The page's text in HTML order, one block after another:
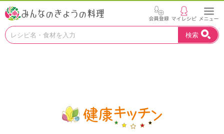
お
見
つ
検索